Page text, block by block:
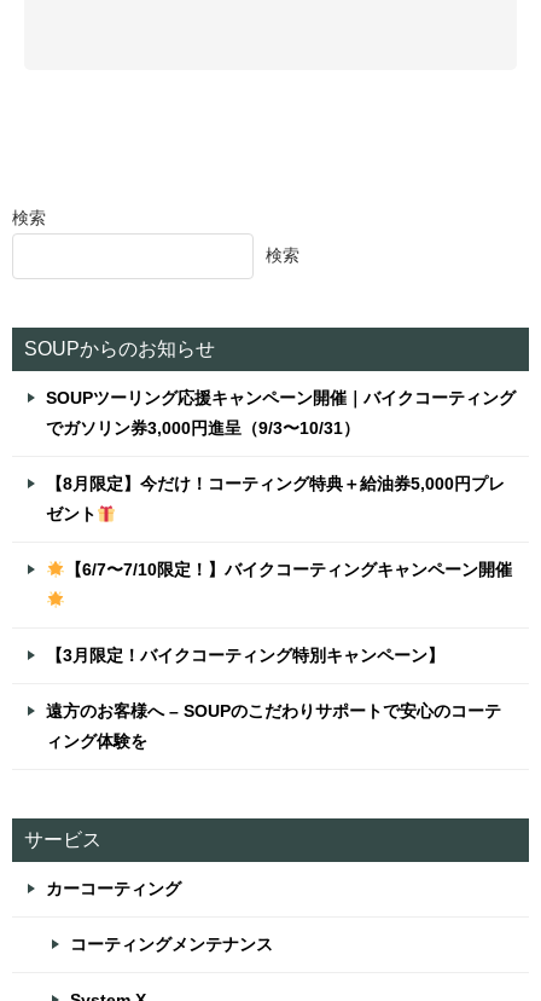
検索
検索
SOUPからのお知らせ
SOUPツーリング応援キャンペーン開催｜バイクコーティング
でガソリン券3,000円進呈（9/3〜10/31）
【8月限定】今だけ！コーティング特典＋給油券5,000円プレ
ゼント
【6/7〜7/10限定！】バイクコーティングキャンペーン開催
【3月限定！バイクコーティング特別キャンペーン】
遠方のお客様へ – SOUPのこだわりサポートで安心のコーテ
ィング体験を
サービス
カーコーティング
コーティングメンテナンス